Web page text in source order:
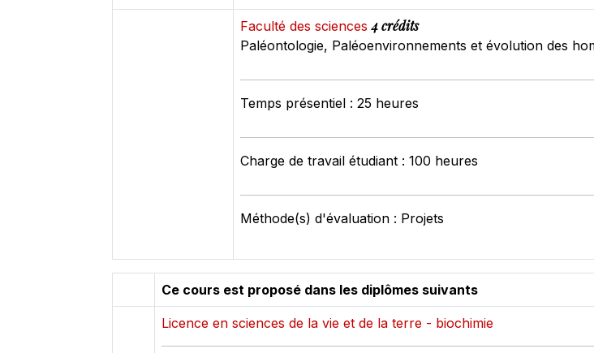
Faculté des sciences4 crédits
Paléontologie, Paléoenvironnements et évolution des
Temps présentiel : 25 heures
Charge de travail étudiant : 100 heures
Méthode(s) d'évaluation : Projets
Ce cours est proposé dans les diplômes suivants
Licence en sciences de la vie et de la terre - biochimie